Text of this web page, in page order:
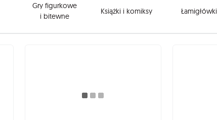
Gry figurkowe
i bitewne
Książki i komiksy Łamigłówki